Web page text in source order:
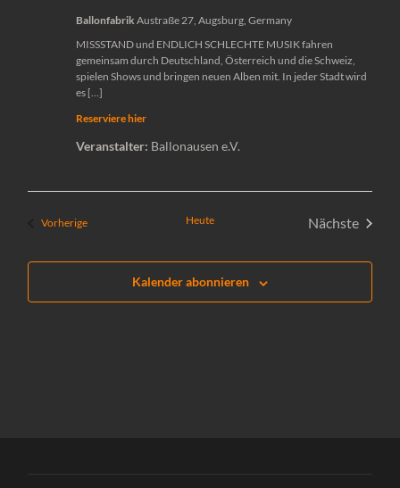
BallonfabrikAustraße 27, Augsburg, Germany
MISSSTAND und ENDLICH SCHLECHTE MUSIK fahren
gemeinsam durch Deutschland, Österreich und die Schweiz,
spielen Shows und bringen neuen Alben mit. In jeder Stadt wird
es […]
Reserviere hier
Veranstalter: Ballonausen e.V.
VorherigeVeranstaltungen Heute
Nächste
Kalender abonnieren